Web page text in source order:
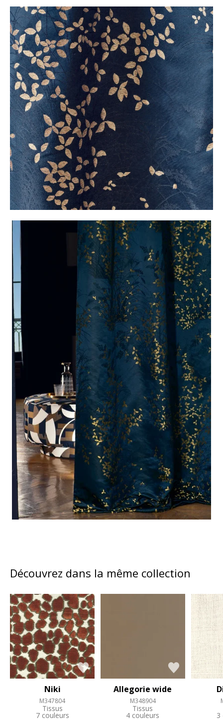
Découvrez dans la même collection
Niki
M347804
Tissus
7 couleurs
Allegorie wide
M348904
Tissus
4 couleurs 3